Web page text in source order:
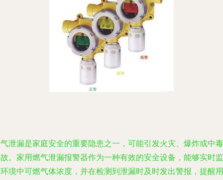
泄漏是家庭安全的重要隐患之一，可能引发火灾、爆炸或中毒
。家用燃气泄漏报警器作为一种有效的安全设备，能够实时监
境中可燃气体浓度，并在检测到泄漏时及时发出警报，提醒用